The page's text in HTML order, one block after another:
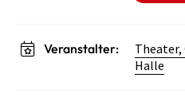
Veranstalter:
Theater,
Halle